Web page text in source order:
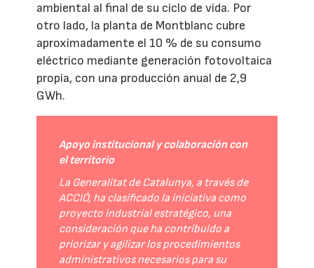
ambiental al final de su ciclo de vida. Por
otro lado, la planta de Montblanc cubre
aproximadamente el 10 % de su consumo
eléctrico mediante generación fotovoltaica
propia, con una producción anual de 2,9
GWh.
Apoyo institucional y colaboración con
el territorio
La Generalitat de Catalunya, a través de
ACCIÓ, ha clasificado la iniciativa como
proyecto industrial estratégico, una
consideración que ha contribuido a
priorizar y agilizar los procedimientos
administrativos necesarios para su